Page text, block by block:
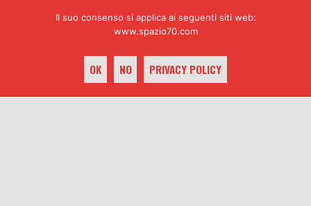
per giorno, avrà luogo nella
LE REGISTRAZIONI DISTRUTTE
Il suo consenso si applica ai seguenti siti web:
www.spazio70.com
OK NO PRIVACY POLICY